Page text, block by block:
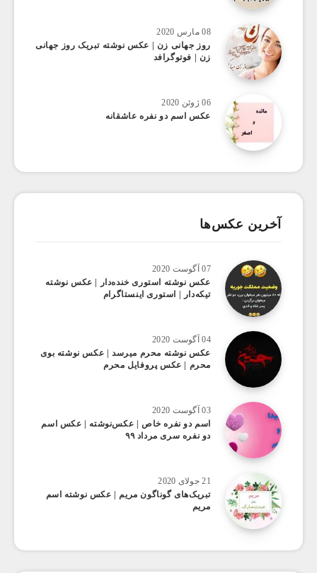
08 مارس 2020
روز جهانی زن | عکس نوشته تبریک روز جهانی
زن | فوتوگرافد
06 ژوئن 2020
عکس اسم دو نفره عاشقانه
آخرین عکس‌ها
07 آگوست 2020
عکس ‌نوشته استوری خنده‌دار | عکس نوشته
تیکه‌دار | استوری اینستاگرام
04 آگوست 2020
عکس ‌نوشته محرم میرسد | عکس نوشته بوی
محرم | عکس پروفایل محرم
03 آگوست 2020
اسم دو نفره خاص | عکس‌نوشته | عکس اسم
دو نفره سری مرداد ۹۹
21 جولای 2020
تبریک‌های گوناگون مریم | عکس نوشته اسم
مریم